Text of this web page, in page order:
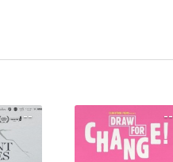
-- --